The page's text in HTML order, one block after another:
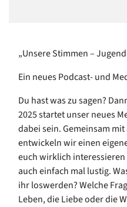
„Unsere Stimmen –
Ein neues Podcast- und
Du hast was zu sagen?
2025 startet unser neues
dabei sein. Gemeinsam
entwickeln wir einen
euch wirklich
auch einfach mal lustig.
ihr loswerden? Welche
Leben, die Liebe oder die